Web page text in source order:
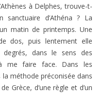
à Delphes, trouve-t-
d’Athéna ? La
matin de printemps. Une
dos, puis lentement elle
dans le sens des
me faire face. Dans les
la méthode préconisée dans
Grèce, d’une règle et d’un